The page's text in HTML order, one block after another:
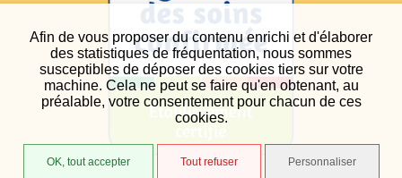
Afin de vous proposer du contenu enrichi et d'élaborer
des statistiques de fréquentation, nous sommes
susceptibles de déposer des cookies tiers sur votre
machine. Cela ne peut se faire qu'en obtenant, au
préalable, votre consentement pour chacun de ces
cookies.
OK, tout accepter Tout refuser Personnaliser